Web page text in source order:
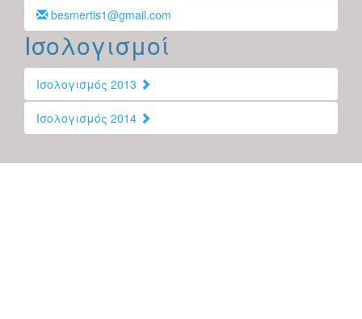
besmertis1@gmail.com
Ισολογισμοί
Ισολογισμός 2013
Ισολογισμός 2014